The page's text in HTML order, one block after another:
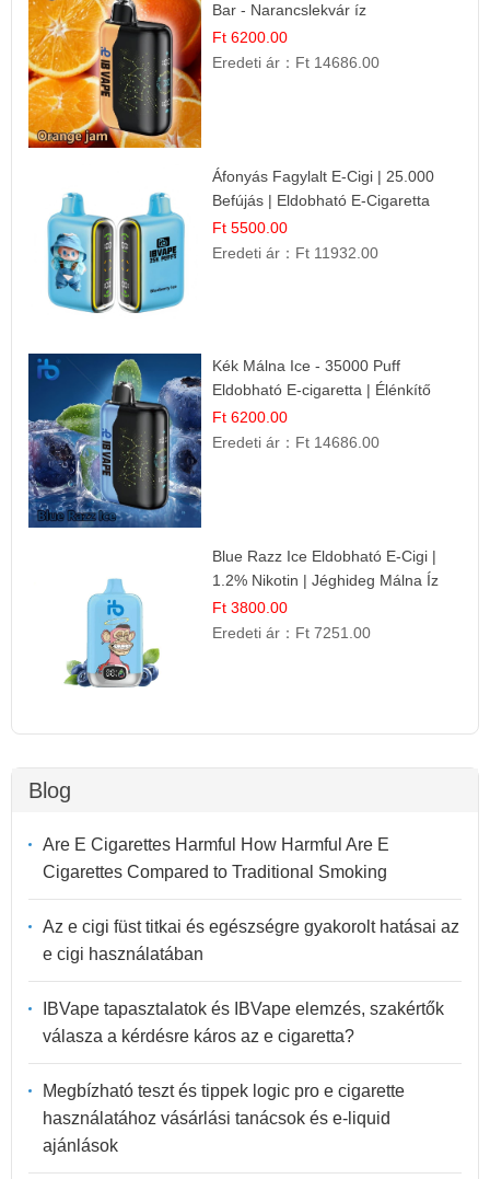
Bar - Narancslekvár íz
Ft 6200.00
Eredeti ár： Ft 14686.00
Áfonyás Fagylalt E-Cigi | 25.000
Befújás | Eldobható E-Cigaretta
Ft 5500.00
Eredeti ár： Ft 11932.00
Kék Málna Ice - 35000 Puff
Eldobható E-cigaretta | Élénkítő
Gyümölcsös Frissesség!
Ft 6200.00
Eredeti ár： Ft 14686.00
Blue Razz Ice Eldobható E-Cigi |
1.2% Nikotin | Jéghideg Málna Íz
Ft 3800.00
Eredeti ár： Ft 7251.00
Blog
Are E Cigarettes Harmful How Harmful Are E
Cigarettes Compared to Traditional Smoking
Az e cigi füst titkai és egészségre gyakorolt hatásai az
e cigi használatában
IBVape tapasztalatok és IBVape elemzés, szakértők
válasza a kérdésre káros az e cigaretta?
Megbízható teszt és tippek logic pro e cigarette
használatához vásárlási tanácsok és e-liquid
ajánlások